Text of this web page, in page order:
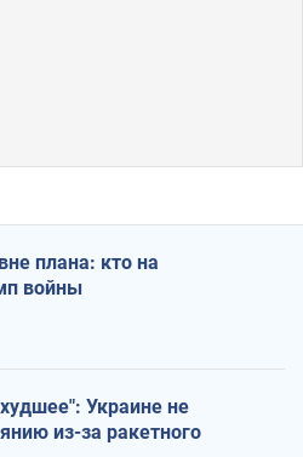
плана: кто на
войны
Украине не
из-за ракетного